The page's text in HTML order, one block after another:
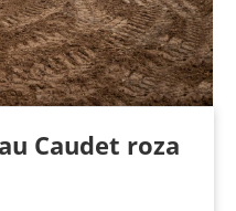
Caudet roza